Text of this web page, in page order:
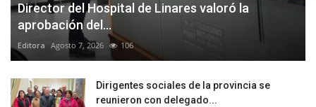
Director del Hospital de Linares valoró la
aprobación del...
Editora Agosto 7, 2026 106
Dirigentes sociales de la provincia se
reunieron con delegado...